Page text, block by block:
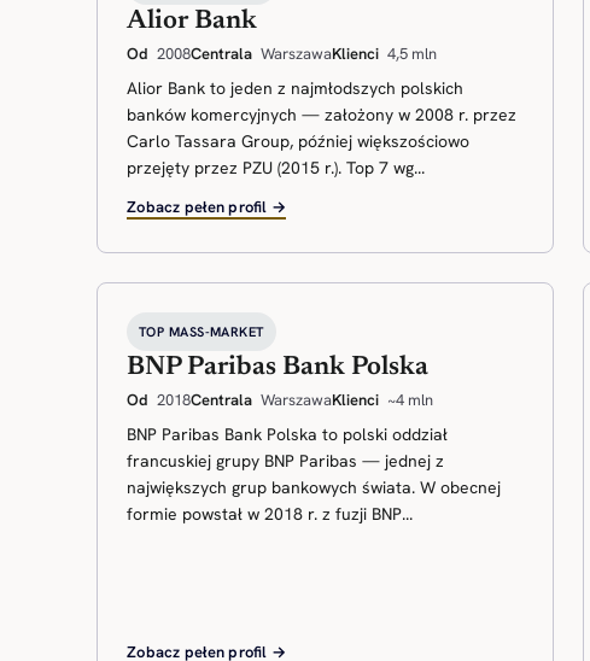
Alior Bank
Od 2008Centrala WarszawaKlienci 4,5 mln
Alior Bank to jeden z najmłodszych polskich
banków komercyjnych — założony w 2008 r. przez
Carlo Tassara Group, później większościowo
przejęty przez PZU (2015 r.). Top 7 wg...
Zobacz pełen profil →
TOP MASS-MARKET
BNP Paribas Bank Polska
Od 2018Centrala WarszawaKlienci ~4 mln
BNP Paribas Bank Polska to polski oddział
francuskiej grupy BNP Paribas — jednej z
największych grup bankowych świata. W obecnej
formie powstał w 2018 r. z fuzji BNP...
Zobacz pełen profil →